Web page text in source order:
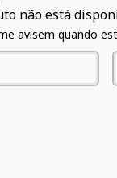
não está
avisem quando